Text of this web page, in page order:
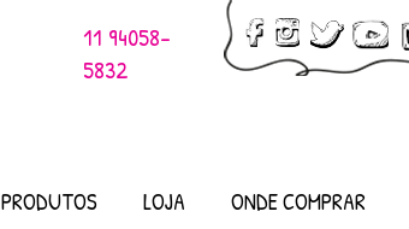
11 94058-
5832
PRODUTOS LOJA ONDE COMPRAR